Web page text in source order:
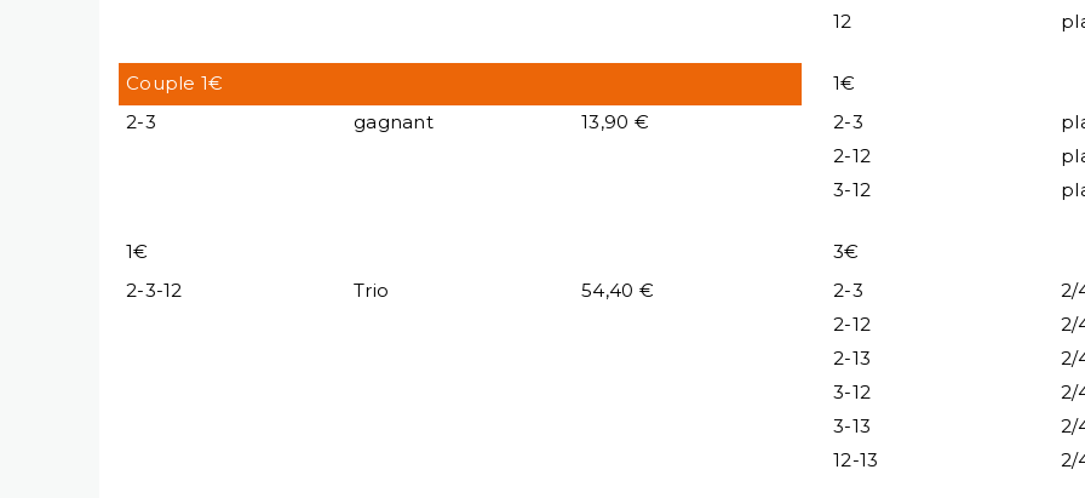
12
Couple 1€
2-3
gagnant 13,90 €
1€
2-3
2-12
3-12
1€
2-3-12
Trio 54,40 €
3€
2-3
2/
2-12
2/
2-13
2/
3-12
2/
3-13
2/
12-13
2/